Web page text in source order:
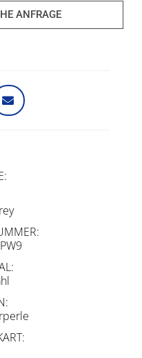
ANFRAGE